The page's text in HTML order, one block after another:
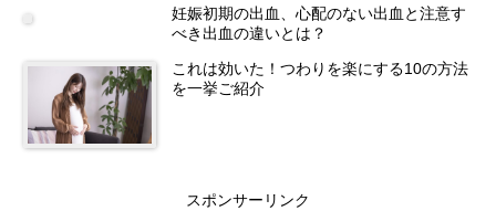
妊娠初期の出血、心配のない出血と注意す
べき出血の違いとは？
これは効いた！つわりを楽にする10の方法
を一挙ご紹介
スポンサーリンク